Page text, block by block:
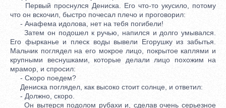
Первый проснулся Дениска. Его что-то укусило, потому
что он вскочил, быстро почесал плечо и проговорил:
- Анафема идолова, нет на тебя погибели!
Затем он подошел к ручью, напился и долго умывался.
Его фырканье и плеск воды вывели Егорушку из забытья.
Мальчик поглядел на его мокрое лицо, покрытое каплями и
крупными веснушками, которые делали лицо похожим на
мрамор, и спросил:
- Скоро поедем?
Дениска поглядел, как высоко стоит солнце, и ответил:
- Должно, скоро.
Он вытерся подолом рубахи и, сделав очень серьезное